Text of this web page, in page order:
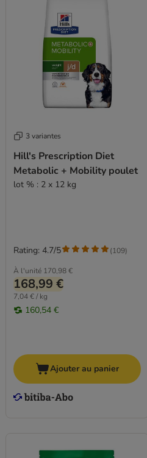
3 variantes
Hill's Prescription Diet
Metabolic + Mobility poulet
lot % : 2 x 12 kg
À l'unité 170,98 €
168,99 €
7,04 € / kg
160,54 €
Rating: 4.7/5 (109)
Ajouter au panier